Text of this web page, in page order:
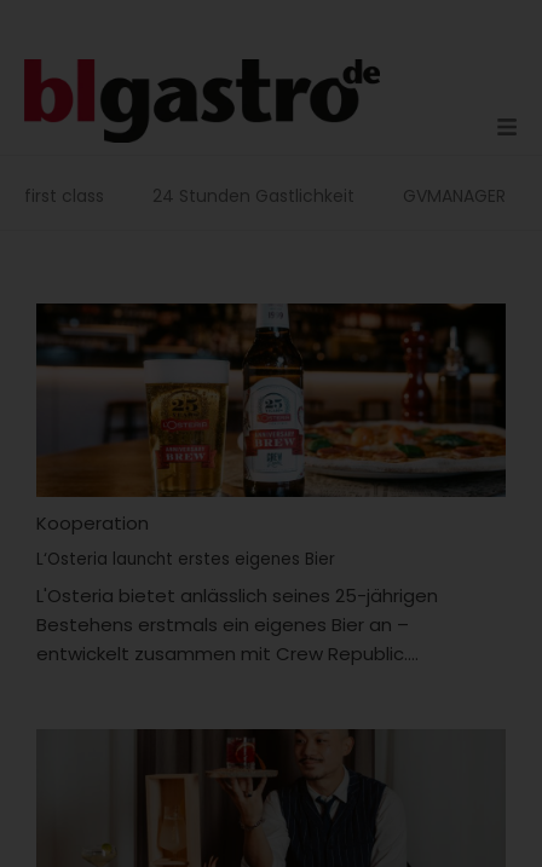
first class 24 Stunden Gastlichkeit GVMANAGER
Kooperation
L‘Osteria launcht erstes eigenes Bier
L'Osteria bietet anlässlich seines 25-jährigen
Bestehens erstmals ein eigenes Bier an –
entwickelt zusammen mit Crew Republic....